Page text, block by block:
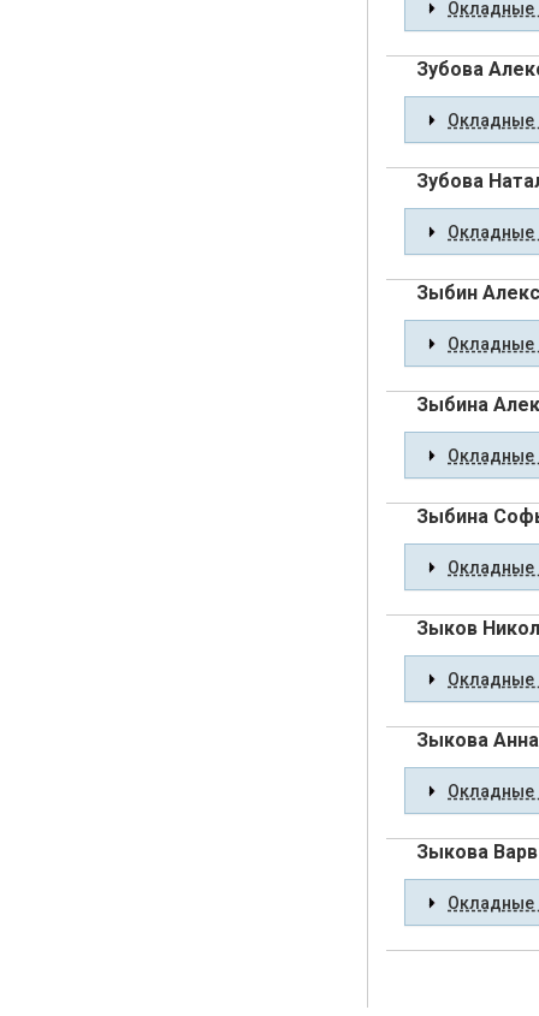
Окладные
Зубова
Окладные
Зубова
Окладные
Зыбин
Окладные
Зыбина
Окладные
Зыбина
Окладные
Зыков
Окладные
Зыкова
Окладные
Зыкова
Окладные